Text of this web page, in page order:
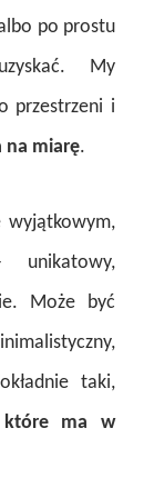
po prostu
My
przestrzeni i
na miarę.
wyjątkowym,
Może być
taki,
które ma w